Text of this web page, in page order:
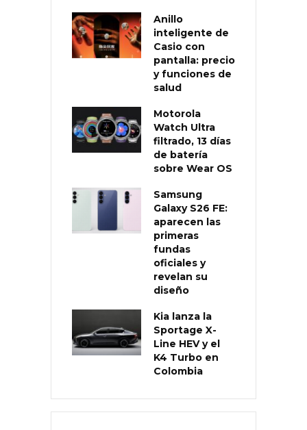
Anillo
inteligente de
Casio con
pantalla: precio
y funciones de
salud
Motorola
Watch Ultra
filtrado, 13 días
de batería
sobre Wear OS
Samsung
Galaxy S26 FE:
aparecen las
primeras
fundas
oficiales y
revelan su
diseño
Kia lanza la
Sportage X-
Line HEV y el
K4 Turbo en
Colombia